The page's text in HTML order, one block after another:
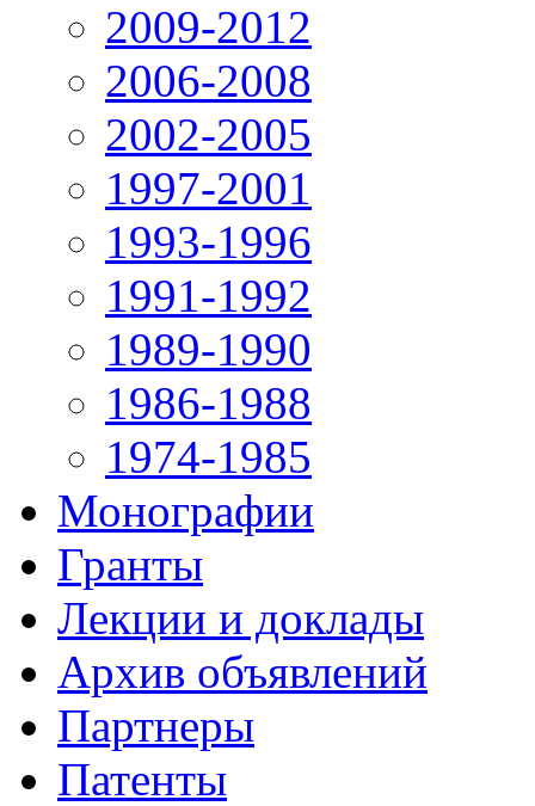
2009-2012
2006-2008
2002-2005
1997-2001
1993-1996
1991-1992
1989-1990
1986-1988
1974-1985
Монографии
Гранты
Лекции и доклады
Архив объявлений
Партнеры
Патенты